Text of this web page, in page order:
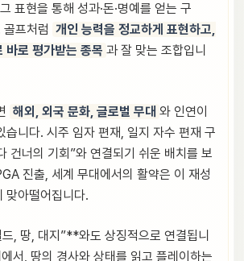
표현을 통해 성과·돈·명예를 얻는 구
프처럼 개인 능력을 정교하게 표현하고,
바로 평가받는 종목 과 잘 맞는 조합입니
해외, 외국 문화, 글로벌 무대 와 인연이
습니다. 시주 임자 편재, 일지 자수 편재 구
건너의 기회”와 연결되기 쉬운 배치를 보
진출, 세계 무대에서의 활약은 이 재성
맞아떨어집니다.
, 땅, 대지”**와도 상징적으로 연결됩니
서, 땅의 경사와 상태를 읽고 플레이하는